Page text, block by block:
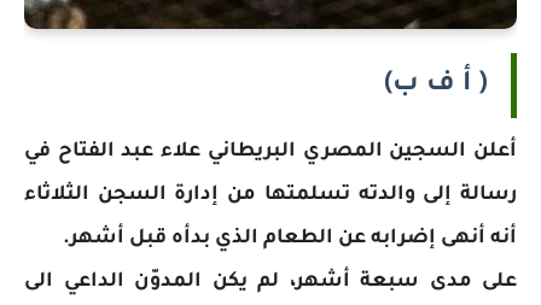
( أ ف ب)
أعلن السجين المصري البريطاني علاء عبد الفتاح في
رسالة إلى والدته تسلمتها من إدارة السجن الثلاثاء
أنه أنهى إضرابه عن الطعام الذي بدأه قبل أشهر.
على مدى سبعة أشهر، لم يكن المدوّن الداعي الى